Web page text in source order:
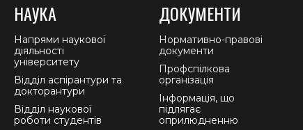
НАУКА
Напрями наукової
діяльності
університету
Відділ аспірантури та
докторантури
Відділ наукової
роботи студентів
ДОКУМЕНТИ
Нормативно-правові
документи
Профспілкова
організація
Інформація, що
підлягає
оприлюдненню